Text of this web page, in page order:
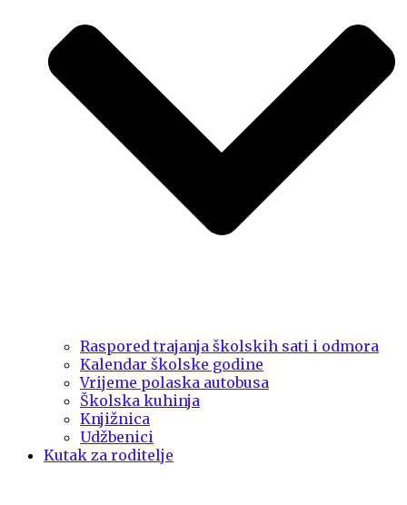
Raspored trajanja školskih sati i odmora
Kalendar školske godine
Vrijeme polaska autobusa
Školska kuhinja
Knjižnica
Udžbenici
Kutak za roditelje